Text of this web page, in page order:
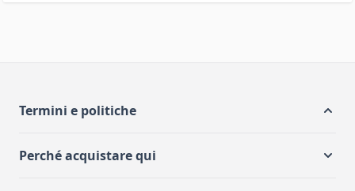
Termini e politiche
Perché acquistare qui